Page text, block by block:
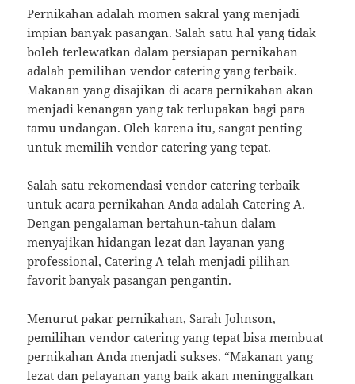
Pernikahan adalah momen sakral yang menjadi
impian banyak pasangan. Salah satu hal yang tidak
boleh terlewatkan dalam persiapan pernikahan
adalah pemilihan vendor catering yang terbaik.
Makanan yang disajikan di acara pernikahan akan
menjadi kenangan yang tak terlupakan bagi para
tamu undangan. Oleh karena itu, sangat penting
untuk memilih vendor catering yang tepat.
Salah satu rekomendasi vendor catering terbaik
untuk acara pernikahan Anda adalah Catering A.
Dengan pengalaman bertahun-tahun dalam
menyajikan hidangan lezat dan layanan yang
professional, Catering A telah menjadi pilihan
favorit banyak pasangan pengantin.
Menurut pakar pernikahan, Sarah Johnson,
pemilihan vendor catering yang tepat bisa membuat
pernikahan Anda menjadi sukses. “Makanan yang
lezat dan pelayanan yang baik akan meninggalkan